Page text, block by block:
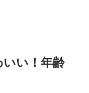
いい！年齢